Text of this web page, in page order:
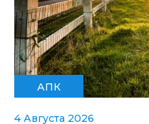
АПК
4 Августа 2026